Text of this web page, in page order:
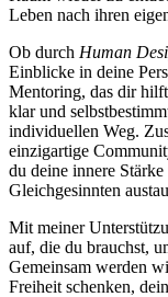
Leben nach ihren
Ob durch Human
Einblicke in deine
Mentoring, das dir
klar und
individuellen Weg.
einzigartige
du deine innere
Gleichgesinnten
Mit meiner
auf, die du brauchst,
Gemeinsam werden
Freiheit schenken,